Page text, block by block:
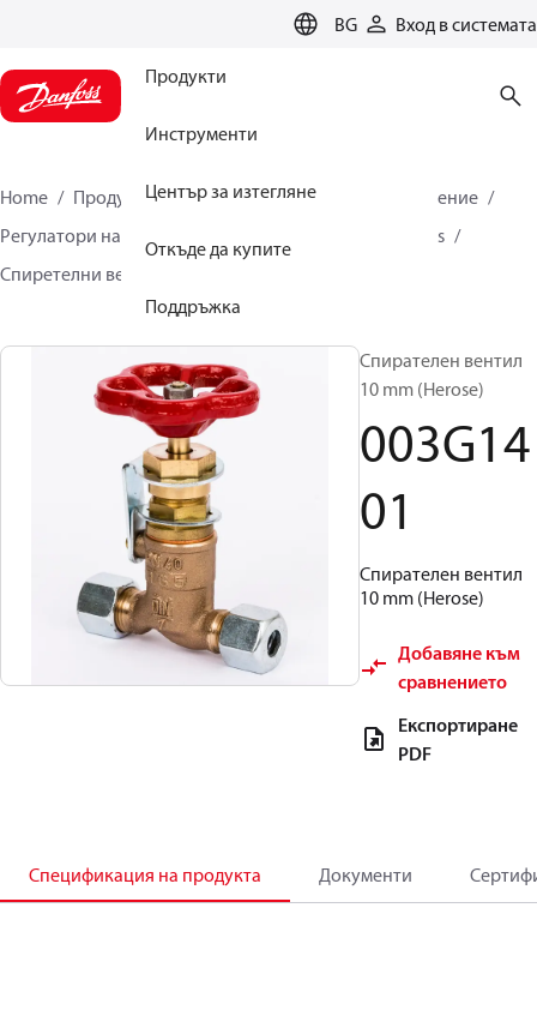
BG Вход в системата
Продукти
Инструменти
Център за изтегляне
Откъде да купите
Поддръжка
Home Продукти
Климатични решения за отопление
Регулатори на налягане и дебит
Pilot control valves
Спиретелни вентили
Спирателен вентил
10 mm (Herose)
003G14
01
Спирателен вентил
10 mm (Herose)
Добавяне към
сравнението
Експортиране
PDF
Спецификация на продукта Документи